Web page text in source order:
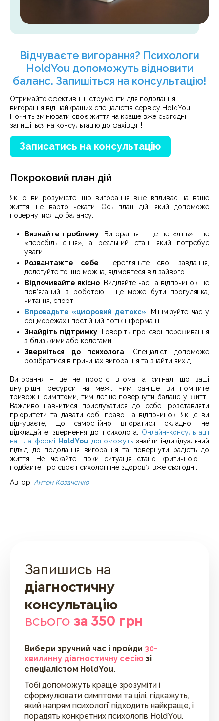
Відчуваєте вигорання? Психологи
HoldYou допоможуть відновити
баланс. Запишіться на консультацію!
Отримайте ефективні інструменти для подолання
вигорання від найкращих спеціалістів сервісу HoldYou.
Почніть змінювати своє життя на краще вже сьогодні,
запишіться на консультацію до фахівця !!
Записатись на консультацію
Покроковий план дій
Якщо ви розумієте, що вигорання вже впливає на ваше
життя, не варто чекати. Ось план дій, який допоможе
повернутися до балансу:
Визнайте проблему . Вигорання – це не «лінь» і не
«перебільшення», а реальний стан, який потребує
уваги.
Розвантажте себе . Перегляньте свої завдання,
делегуйте те, що можна, відмовтеся від зайвого.
Відпочивайте якісно. Виділяйте час на відпочинок, не
пов’язаний із роботою – це може бути прогулянка,
читання, спорт.
Впровадьте «цифровий детокс» . Мінімізуйте час у
соцмережах і постійний потік інформації.
Знайдіть підтримку . Говоріть про свої переживання
з близькими або колегами.
Зверніться до психолога . Спеціаліст допоможе
розібратися в причинах вигорання та знайти вихід.
Вигорання – це не просто втома, а сигнал, що ваші
внутрішні ресурси на межі. Чим раніше ви помітите
тривожні симптоми, тим легше повернути баланс у житті.
Важливо навчитися прислухатися до себе, розставляти
пріоритети та давати собі право на відпочинок. Якщо ви
відчуваєте, що самостійно впоратися складно, не
відкладайте звернення до психолога. Онлайн-консультації
на платформі HoldYou допоможутьзнайти індивідуальний
підхід до подолання вигорання та повернути радість до
життя. Не чекайте, поки ситуація стане критичною —
подбайте про своє психологічне здоров’я вже сьогодні.
Автор: Антон Козаченко
Запишись на
діагностичну
консультацію
всього за 350 грн
Вибери зручний час і пройди 30-
хвилинну діагностичну сесію зі
спеціалістом HoldYou.
Тобі допоможуть краще зрозуміти і
сформулювати симптоми та цілі, підкажуть,
який напрям психології підходить найкраще, і
порадять конкретних психологів HoldYou.